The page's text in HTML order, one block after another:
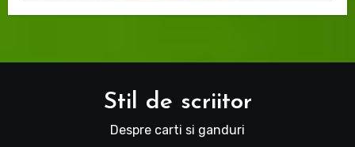
Stil de scriitor
Despre carti si ganduri